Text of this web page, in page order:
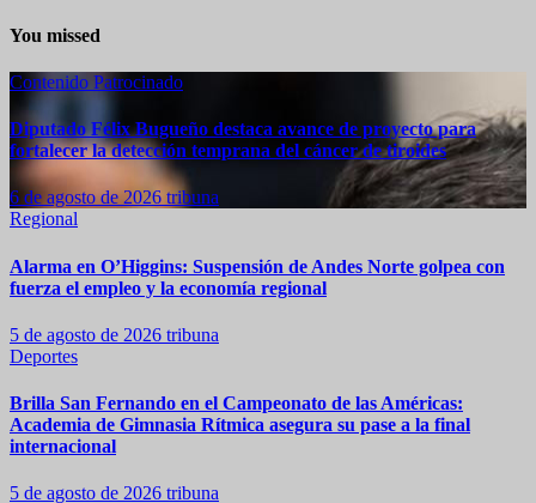
You missed
Contenido Patrocinado
Diputado Félix Bugueño destaca avance de proyecto para
fortalecer la detección temprana del cáncer de tiroides
6 de agosto de 2026 tribuna
Regional
Alarma en O’Higgins: Suspensión de Andes Norte golpea con
fuerza el empleo y la economía regional
5 de agosto de 2026 tribuna
Deportes
Brilla San Fernando en el Campeonato de las Américas:
Academia de Gimnasia Rítmica asegura su pase a la final
internacional
5 de agosto de 2026 tribuna